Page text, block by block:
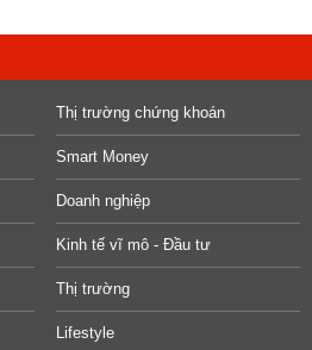
Thị trường chứng khoán
Smart Money
Doanh nghiệp
Kinh tế vĩ mô - Đầu tư
Thị trường
Lifestyle